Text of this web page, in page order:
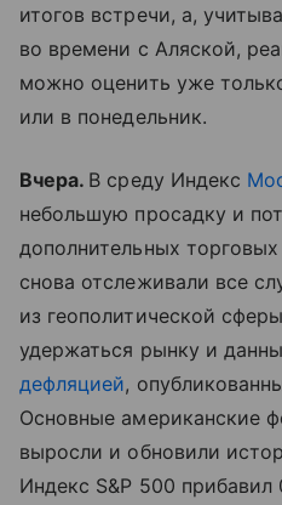
итогов встречи, а,
во времени с Аляской,
можно оценить уже
или в понедельник.
Вчера. В среду Индекс
небольшую просадку и
дополнительных
снова отслеживали все
из геополитической
удержаться рынку и
дефляцией,
Основные американские
выросли и обновили
Индекс S&P 500 прибавил